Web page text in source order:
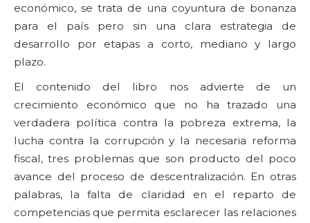
económico, se trata de una coyuntura de bonanza
para el país pero sin una clara estrategia de
desarrollo por etapas a corto, mediano y largo
plazo.
El contenido del libro nos advierte de un
crecimiento económico que no ha trazado una
verdadera política contra la pobreza extrema, la
lucha contra la corrupción y la necesaria reforma
fiscal, tres problemas que son producto del poco
avance del proceso de descentralización. En otras
palabras, la falta de claridad en el reparto de
competencias que permita esclarecer las relaciones